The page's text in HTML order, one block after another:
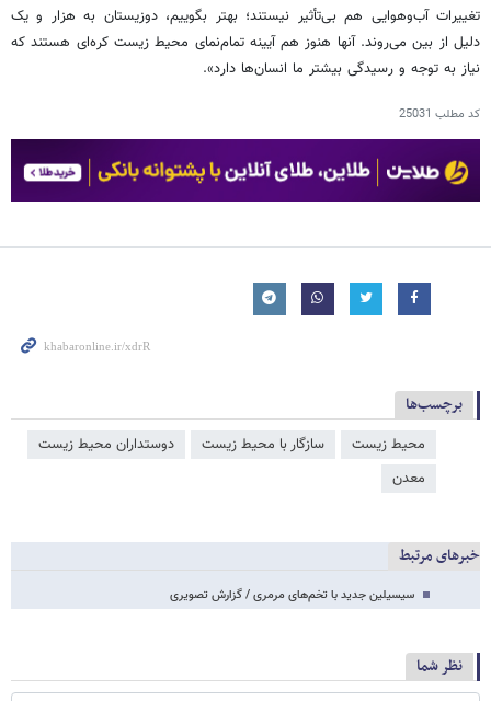
تغییرات آب‌وهوایی هم بی‌تأثیر نیستند؛ بهتر بگوییم، دوزیستان به هزار و یک
دلیل از بین می‌روند. آنها هنوز هم آیینه تمام‌نمای محیط زیست کره‌ای هستند که
نیاز به توجه و رسیدگی بیشتر ما انسان‌ها دارد».
کد مطلب 25031
برچسب‌ها
محیط زیست سازگار با محیط زیست
دوستداران محیط زیست
معدن
خبرهای مرتبط
سیسیلین جدید با تخم‌های مرمری / گزارش تصویری
نظر شما